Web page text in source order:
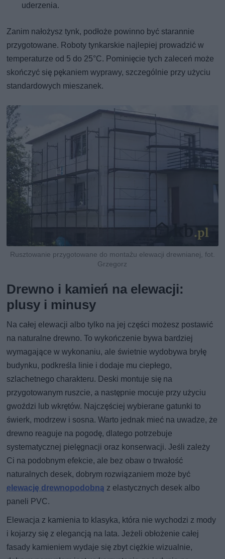
uderzenia.
Zanim nałożysz tynk, podłoże powinno być starannie
przygotowane. Roboty tynkarskie najlepiej prowadzić w
temperaturze od 5 do 25°C. Pominięcie tych zaleceń może
skończyć się pękaniem wyprawy, szczególnie przy użyciu
standardowych mieszanek.
Rusztowanie przygotowane do montażu elewacji drewnianej, fot.
Grzegorz
Drewno i kamień na elewacji:
plusy i minusy
Na całej elewacji albo tylko na jej części możesz postawić
na naturalne drewno. To wykończenie bywa bardziej
wymagające w wykonaniu, ale świetnie wydobywa bryłę
budynku, podkreśla linie i dodaje mu ciepłego,
szlachetnego charakteru. Deski montuje się na
przygotowanym ruszcie, a następnie mocuje przy użyciu
gwoździ lub wkrętów. Najczęściej wybierane gatunki to
świerk, modrzew i sosna. Warto jednak mieć na uwadze, że
drewno reaguje na pogodę, dlatego potrzebuje
systematycznej pielęgnacji oraz konserwacji. Jeśli zależy
Ci na podobnym efekcie, ale bez obaw o trwałość
naturalnych desek, dobrym rozwiązaniem może być
elewację drewnopodobną z elastycznych desek albo
paneli PVC.
Elewacja z kamienia to klasyka, która nie wychodzi z mody
i kojarzy się z elegancją na lata. Jeżeli obłożenie całej
fasady kamieniem wydaje się zbyt ciężkie wizualnie,